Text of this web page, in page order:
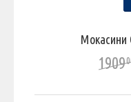
Мокасини
1909